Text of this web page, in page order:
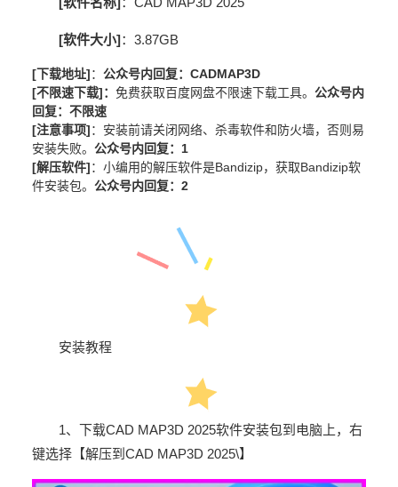
[软件大小]：3.87GB
[下载地址]： 公众号内回复： CADMAP3D
[不限速下载]： 免费获取百度网盘不限速下载工具。 公众号内
回复：不限速
[注意事项]： 安装前请关闭网络、杀毒软件和防火墙，否则易
安装失败。 公众号内回复：1
[解压软件]： 小编用的解压软件是Bandizip，获取Bandizip软
件安装包。 公众号内回复：2
安装教程
1、下载CAD MAP3D 2025软件安装包到电脑上，右
键选择【解压到 CAD MAP3D 2025\】